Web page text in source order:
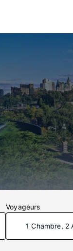
Voyageurs
1 Chambre, 2